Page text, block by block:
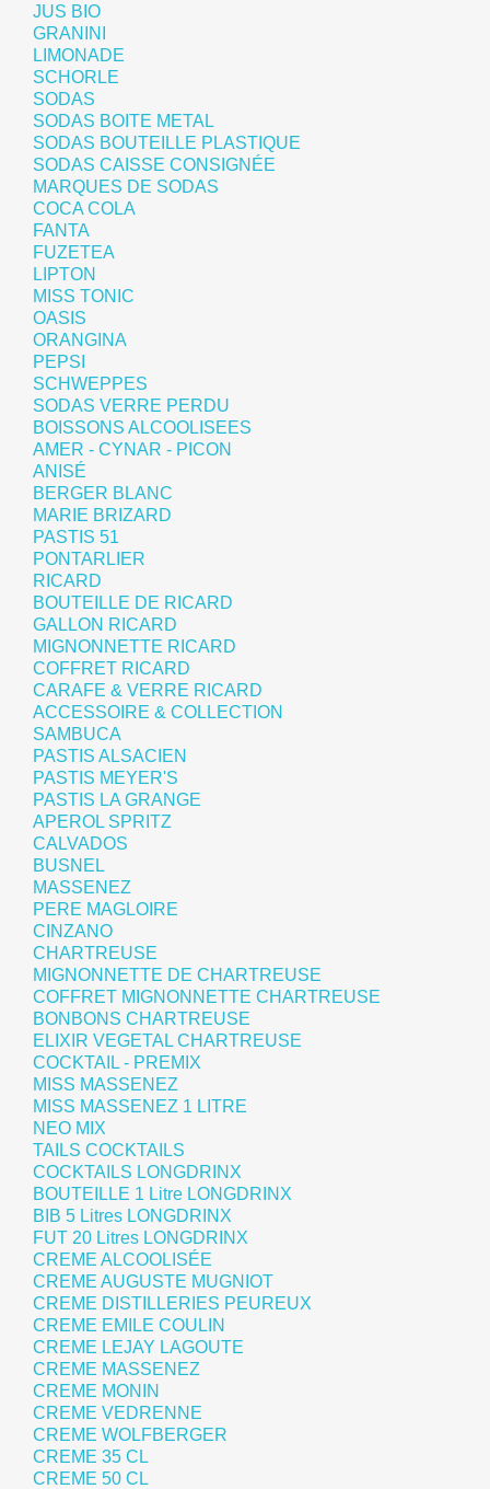
JUS BIO
GRANINI
LIMONADE
SCHORLE
SODAS
SODAS BOITE METAL
SODAS BOUTEILLE PLASTIQUE
SODAS CAISSE CONSIGNÉE
MARQUES DE SODAS
COCA COLA
FANTA
FUZETEA
LIPTON
MISS TONIC
OASIS
ORANGINA
PEPSI
SCHWEPPES
SODAS VERRE PERDU
BOISSONS ALCOOLISEES
AMER - CYNAR - PICON
ANISÉ
BERGER BLANC
MARIE BRIZARD
PASTIS 51
PONTARLIER
RICARD
BOUTEILLE DE RICARD
GALLON RICARD
MIGNONNETTE RICARD
COFFRET RICARD
CARAFE & VERRE RICARD
ACCESSOIRE & COLLECTION
SAMBUCA
PASTIS ALSACIEN
PASTIS MEYER'S
PASTIS LA GRANGE
APEROL SPRITZ
CALVADOS
BUSNEL
MASSENEZ
PERE MAGLOIRE
CINZANO
CHARTREUSE
MIGNONNETTE DE CHARTREUSE
COFFRET MIGNONNETTE CHARTREUSE
BONBONS CHARTREUSE
ELIXIR VEGETAL CHARTREUSE
COCKTAIL - PREMIX
MISS MASSENEZ
MISS MASSENEZ 1 LITRE
NEO MIX
TAILS COCKTAILS
COCKTAILS LONGDRINX
BOUTEILLE 1 Litre LONGDRINX
BIB 5 Litres LONGDRINX
FUT 20 Litres LONGDRINX
CREME ALCOOLISÉE
CREME AUGUSTE MUGNIOT
CREME DISTILLERIES PEUREUX
CREME EMILE COULIN
CREME LEJAY LAGOUTE
CREME MASSENEZ
CREME MONIN
CREME VEDRENNE
CREME WOLFBERGER
CREME 35 CL
CREME 50 CL